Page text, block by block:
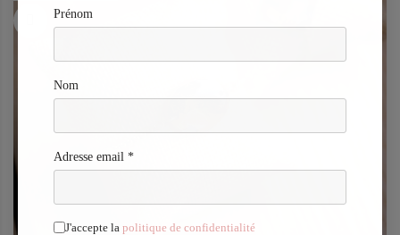
Prénom
Nom
Adresse email *
J'accepte la politique de confidentialité